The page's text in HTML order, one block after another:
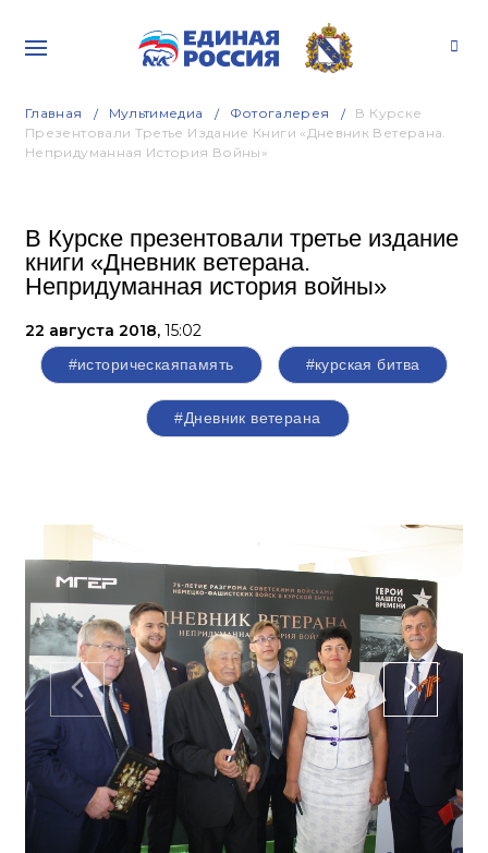
Главная Мультимедиа Фотогалерея
В Курске
Презентовали Третье Издание Книги «Дневник Ветерана.
Непридуманная История Войны»
В Курске презентовали третье издание
книги «Дневник ветерана.
Непридуманная история войны»
22 августа 2018, 15:02
#историческаяпамять #курская битва
#Дневник ветерана